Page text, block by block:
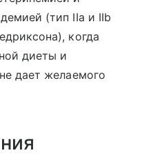
(тип IIа и IIb
когда
диеты и
дает желаемого